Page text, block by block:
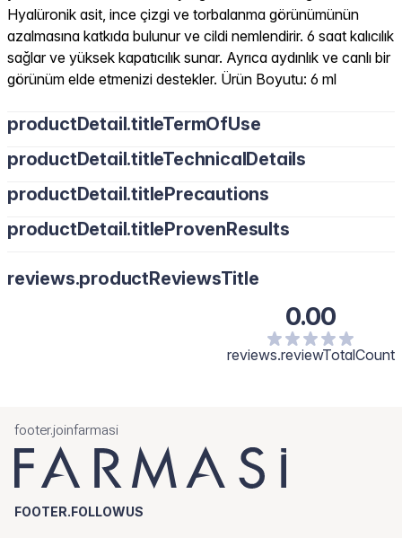
Hyalüronik asit, ince çizgi ve torbalanma görünümünün
azalmasına katkıda bulunur ve cildi nemlendirir. 6 saat kalıcılık
sağlar ve yüksek kapatıcılık sunar. Ayrıca aydınlık ve canlı bir
görünüm elde etmenizi destekler. Ürün Boyutu: 6 ml
productDetail.titleTermOfUse
productDetail.titleTechnicalDetails
productDetail.titlePrecautions
productDetail.titleProvenResults
reviews.productReviewsTitle
0.00
reviews.reviewTotalCount
footer.joinfarmasi
FOOTER.FOLLOWUS